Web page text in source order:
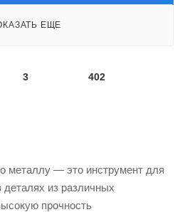
ЕЩЕ
3 402
металлу — это инструмент для
деталях из различных
прочность